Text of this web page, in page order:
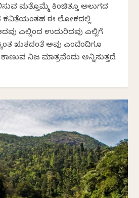
ಮತ್ತೊಮ್ಮೆ ಕಿಂಚಿತ್ತೂ ಅಲುಗದ
ಕವಿತೆಯಂತಹ ಈ ಲೋಕದಲ್ಲಿ
ಎಲ್ಲಿಂದ ಉದುರಿದವು ಎಲ್ಲಿಗೆ
ಋತದಂತೆ ಅವು ಎಂದೆಂದಿಗೂ
ನಿಜ ಮಾತ್ರವೆಂದು ಅನ್ನಿಸುತ್ತದೆ.